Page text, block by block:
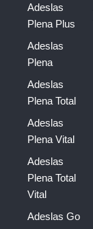
Adeslas
Plena Plus
Adeslas
Plena
Adeslas
Plena Total
Adeslas
Plena Vital
Adeslas
Plena Total
Vital
Adeslas Go